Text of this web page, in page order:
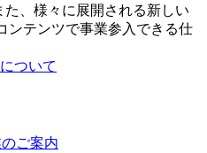
、様々に展開される新しい
ンテンツで事業参入できる仕
ついて
ご案内